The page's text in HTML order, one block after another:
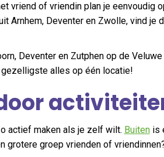
vriend of vriendin plan je eenvoudig
Arnhem, Deventer en Zwolle, vind
Deventer en Zutphen op de
alles op één locatie!
actief maken als je zelf wilt. Buitenis
grotere groep vrienden of